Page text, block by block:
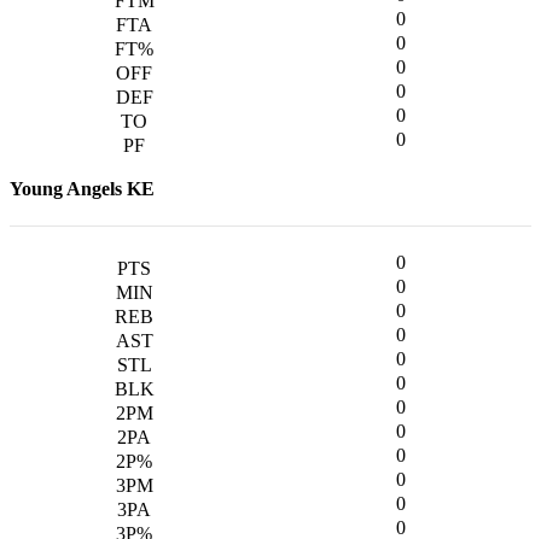
0
0
0
0
0
0
Young Angels KE
0
0
0
0
0
0
0
0
0
0
0
0